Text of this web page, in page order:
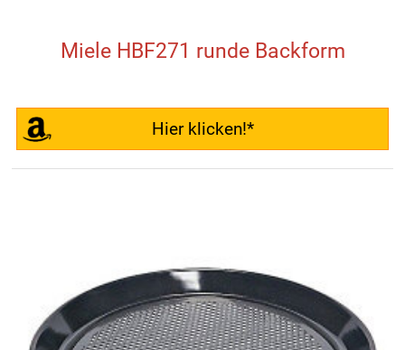
Miele HBF271 runde Backform
Hier klicken!*